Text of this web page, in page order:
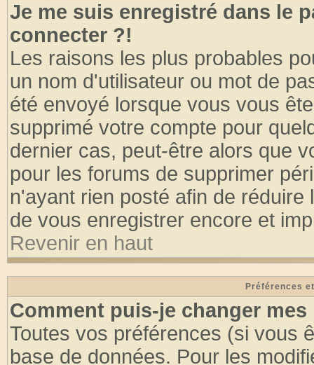
Je me suis enregistré dans le
connecter ?!
Les raisons les plus probables
un nom d'utilisateur ou mot de
été envoyé lorsque vous vous
supprimé votre compte pour
dernier cas, peut-être alors que
pour les forums de supprimer
n'ayant rien posté afin de
de vous enregistrer encore et
Revenir en haut
Préférences
Comment puis-je changer mes
Toutes vos préférences (si vous
base de données. Pour les